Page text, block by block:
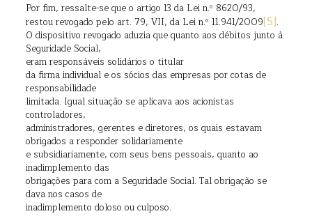
Por fim, ressalte-se que o artigo 13 da Lei n.º 8620/93,
restou revogado pelo art. 79, VII, da Lei n.º 11.941/2009[5].
O dispositivo revogado aduzia que quanto aos débitos junto à
Seguridade Social,
eram responsáveis solidários o titular
da firma individual e os sócios das empresas por cotas de
responsabilidade
limitada. Igual situação se aplicava aos acionistas
controladores,
administradores, gerentes e diretores, os quais estavam
obrigados a responder solidariamente
e subsidiariamente, com seus bens pessoais, quanto ao
inadimplemento das
obrigações para com a Seguridade Social. Tal obrigação se
dava nos casos de
inadimplemento doloso ou culposo.